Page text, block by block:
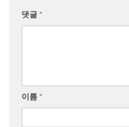
댓글 *
이름 *